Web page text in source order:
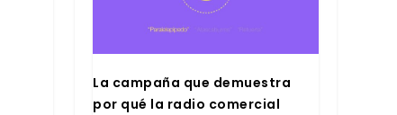
La cam­pa­ña que demues­tra
por qué la radio comer­cial